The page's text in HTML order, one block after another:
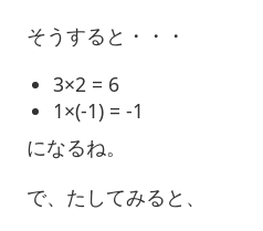
そうすると・・・
3×2 = 6
1×(-1) = -1
になるね。
で、たしてみると、